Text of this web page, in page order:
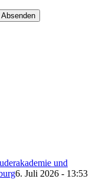
und
6. Juli 2026 - 13:53